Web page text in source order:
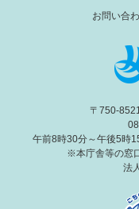
お問い合
〒750-
午前8時30分～午後5時
※本庁舎等の窓
法